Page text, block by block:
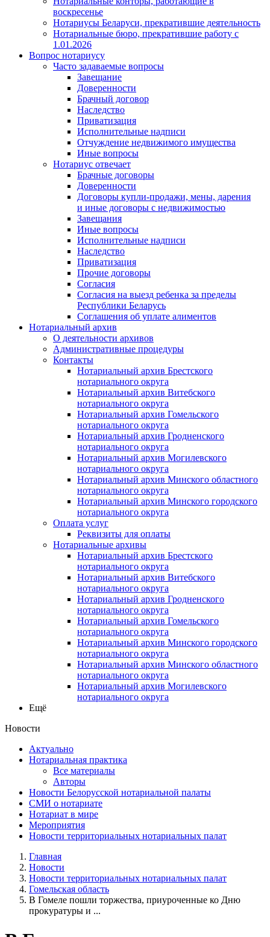
воскресенье
Нотариусы Беларуси, прекратившие деятельность
Нотариальные бюро, прекратившие работу с
1.01.2026
Вопрос нотариусу
Часто задаваемые вопросы
Завещание
Доверенности
Брачный договор
Наследство
Приватизация
Исполнительные надписи
Отчуждение недвижимого имущества
Иные вопросы
Нотариус отвечает
Брачные договоры
Доверенности
Договоры купли-продажи, мены, дарения
и иные договоры с недвижимостью
Завещания
Иные вопросы
Исполнительные надписи
Наследство
Приватизация
Прочие договоры
Согласия
Согласия на выезд ребенка за пределы
Республики Беларусь
Соглашения об уплате алиментов
Нотариальный архив
О деятельности архивов
Административные процедуры
Контакты
Нотариальный архив Брестского
нотариального округа
Нотариальный архив Витебского
нотариального округа
Нотариальный архив Гомельского
нотариального округа
Нотариальный архив Гродненского
нотариального округа
Нотариальный архив Могилевского
нотариального округа
Нотариальный архив Минского областного
нотариального округа
Нотариальный архив Минского городского
нотариального округа
Оплата услуг
Реквизиты для оплаты
Нотариальные архивы
Нотариальный архив Брестского
нотариального округа
Нотариальный архив Витебского
нотариального округа
Нотариальный архив Гродненского
нотариального округа
Нотариальный архив Гомельского
нотариального округа
Нотариальный архив Минского городского
нотариального округа
Нотариальный архив Минского областного
нотариального округа
Нотариальный архив Могилевского
нотариального округа
Ещё
Новости
Актуально
Нотариальная практика
Все материалы
Авторы
Новости Белорусской нотариальной палаты
СМИ о нотариате
Нотариат в мире
Мероприятия
Новости территориальных нотариальных палат
Главная
Новости
Новости территориальных нотариальных палат
Гомельская область
В Гомеле пошли торжества, приуроченные ко Дню
прокуратуры и ...